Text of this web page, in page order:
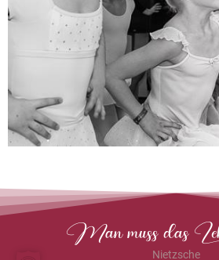
Man muss das
Nietzsche